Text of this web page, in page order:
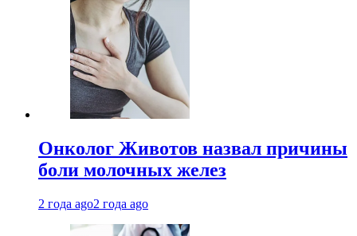
Онколог Животов назвал причины
боли молочных желез
2 года ago2 года ago